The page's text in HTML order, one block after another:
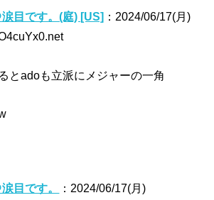
目です。(庭) [US] ：2024/06/17(月)
とadoも立派にメジャーの一角
目です。
：2024/06/17(月)